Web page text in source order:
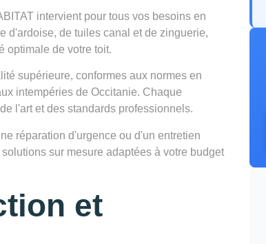
intervient pour tous vos besoins en
d'ardoise, de tuiles canal et de zinguerie,
optimale de votre toit.
supérieure, conformes aux normes en
intempéries de Occitanie. Chaque
l'art et des standards professionnels.
réparation d'urgence ou d'un entretien
sur mesure adaptées à votre budget
et